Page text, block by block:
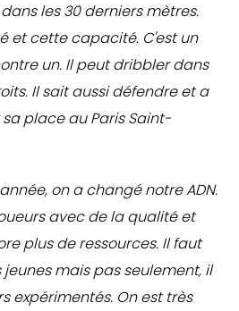
les 30 derniers mètres.
et cette capacité. C'est un
un. Il peut dribbler dans
Il sait aussi défendre et a
place au Paris Saint-
on a changé notre ADN.
avec de la qualité et
plus de ressources. Il faut
mais pas seulement, il
expérimentés. On est très